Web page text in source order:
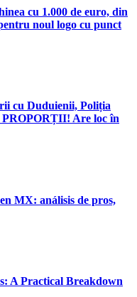
cu 1.000 de euro, din
noul logo cu punct
cu Duduienii, Poliția
PROPORȚII! Are loc în
MX: análisis de pros,
A Practical Breakdown